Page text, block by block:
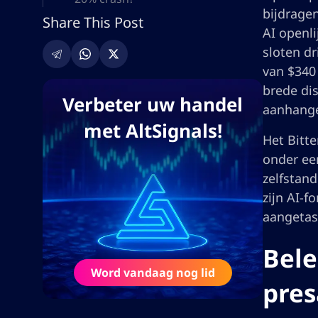
Share This Post
Verbeter uw handel
met AltSignals!
Word vandaag nog lid
AI
sloten
van
brede
Het
onder
zijn AI-